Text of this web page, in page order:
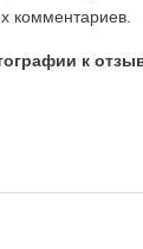
комментариев.
к